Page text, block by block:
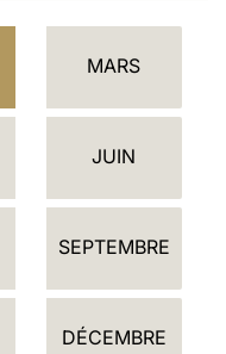
MARS
JUIN
SEPTEMBRE
DÉCEMBRE